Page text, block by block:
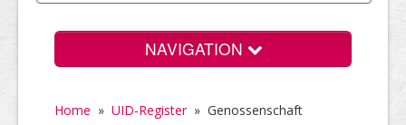
NAVIGATION
Home » UID-Register» Genossenschaft